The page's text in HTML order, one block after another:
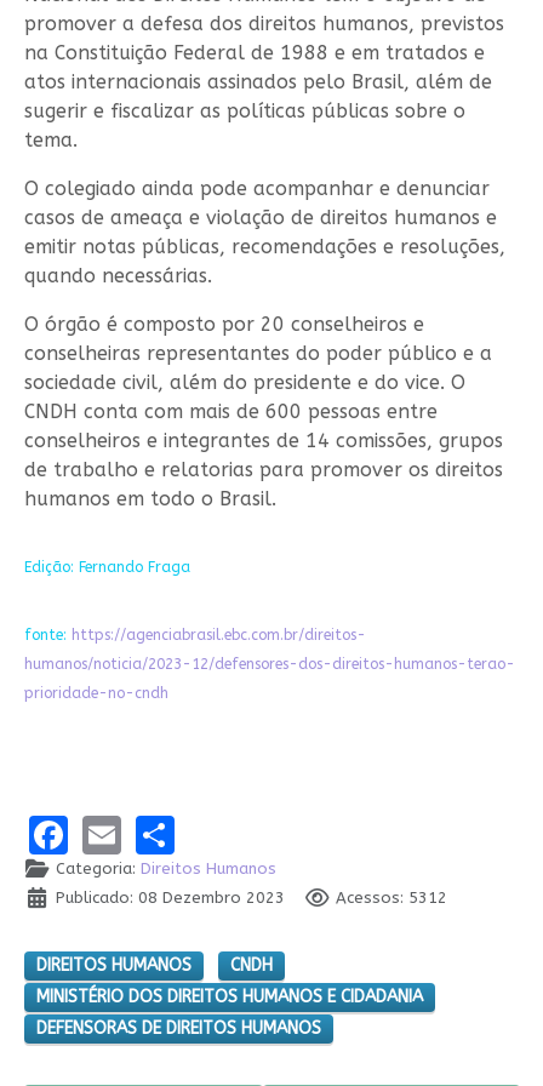
promover a defesa dos direitos humanos, previstos
na Constituição Federal de 1988 e em tratados e
atos internacionais assinados pelo Brasil, além de
sugerir e fiscalizar as políticas públicas sobre o
tema.
O colegiado ainda pode acompanhar e denunciar
casos de ameaça e violação de direitos humanos e
emitir notas públicas, recomendações e resoluções,
quando necessárias.
O órgão é composto por 20 conselheiros e
conselheiras representantes do poder público e a
sociedade civil, além do presidente e do vice. O
CNDH conta com mais de 600 pessoas entre
conselheiros e integrantes de 14 comissões, grupos
de trabalho e relatorias para promover os direitos
humanos em todo o Brasil.
Edição: Fernando Fraga
fonte: https://agenciabrasil.ebc.com.br/direitos-
humanos/noticia/2023-12/defensores-dos-direitos-humanos-terao-
prioridade-no-cndh
Facebook
EmailShare
Categoria: Direitos Humanos
Publicado: 08 Dezembro 2023
Acessos: 5312
DIREITOS HUMANOS
CNDH
MINISTÉRIO DOS DIREITOS HUMANOS E CIDADANIA
DEFENSORAS DE DIREITOS HUMANOS